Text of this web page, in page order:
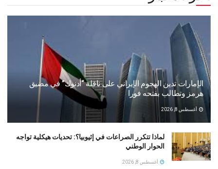
الإمارات تدين الهجوم الإيراني على ناقلة “أدنوك” في مضيق
هرمز وتطالب بفتحه فورا
أغسطس 8, 2026
لماذا تتكرر الصراعات في إثيوبيا؟: تحديات هيكلية تواجه
الحوار الوطني
أغسطس 8, 2026